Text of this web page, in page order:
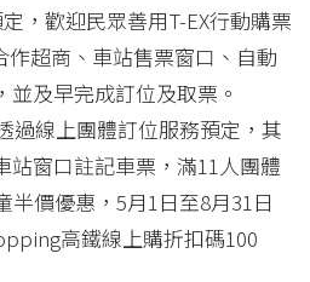
，歡迎民眾善用T-EX行動購票
超商、車站售票窗口、自動
及早完成訂位及取票。
過線上團體訂位服務預定，其
站窗口註記車票，滿11人團體
半價優惠，5月1日至8月31日
高鐵線上購折扣碼100